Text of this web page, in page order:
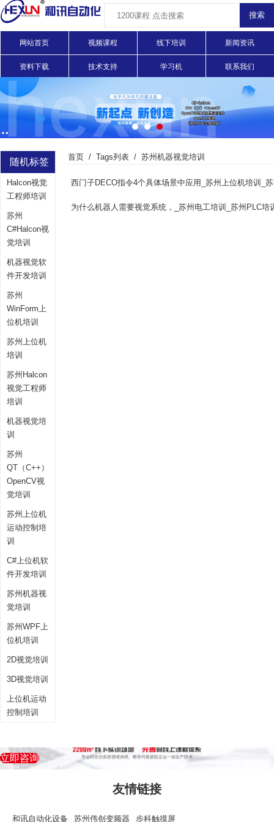
网站首页 视频课程 线下培训 新闻资讯
资料下载 技术支持 学习机 联系我们
随机标签
Halcon视觉
工程师培训
苏州
C#Halcon视
觉培训
机器视觉软
件开发培训
苏州
WinForm上
位机培训
苏州上位机
培训
苏州Halcon
视觉工程师
培训
机器视觉培
训
苏州
QT（C++）
OpenCV视
觉培训
苏州上位机
运动控制培
训
C#上位机软
件开发培训
苏州机器视
觉培训
苏州WPF上
位机培训
2D视觉培训
3D视觉培训
上位机运动
控制培训
首页 Tags列表 苏州机器视觉培训
西门子DECO指令4个具体场景中应用_苏州上位机培训_
立即咨询
友情链接
和讯自动化设备 苏州伟创变频器 步科触摸屏